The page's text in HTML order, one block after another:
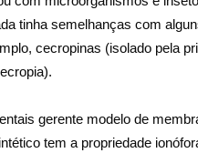
tinha semelhanças com
cecropinas (isolado pela
gerente modelo de
tem a propriedade